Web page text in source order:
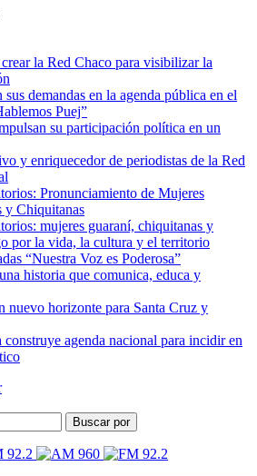
la Red Chaco para visibilizar la
demandas en la agenda pública en el
Puej”
su participación política en un
y enriquecedor de periodistas de la Red
Pronunciamiento de Mujeres
y Chiquitanas
mujeres guaraní, chiquitanas y
por la vida, la cultura y el territorio
“Nuestra Voz es Poderosa”
historia que comunica, educa y
nuevo horizonte para Santa Cruz y
agenda nacional para incidir en
Buscar por